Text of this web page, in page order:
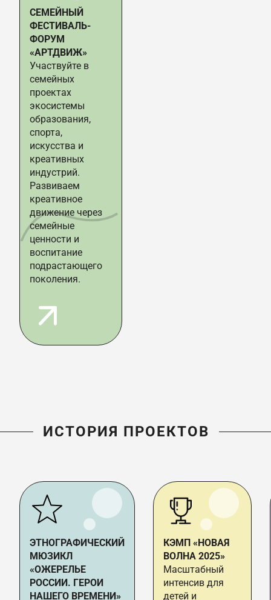
СЕМЕЙНЫЙ
ФЕСТИВАЛЬ-
ФОРУМ
«АРТДВИЖ»
Участвуйте в
семейных
проектах
экосистемы
образования,
спорта,
искусства и
креативных
индустрий.
Развиваем
креативное
движение через
семейные
ценности и
воспитание
подрастающего
поколения.
ИСТОРИЯ ПРОЕКТОВ
ЭТНОГРАФИЧЕСКИЙ
МЮЗИКЛ
«ОЖЕРЕЛЬЕ
РОССИИ. ГЕРОИ
НАШЕГО ВРЕМЕНИ»
КЭМП «НОВАЯ
ВОЛНА 2025»
Масштабный
интенсив для
детей и